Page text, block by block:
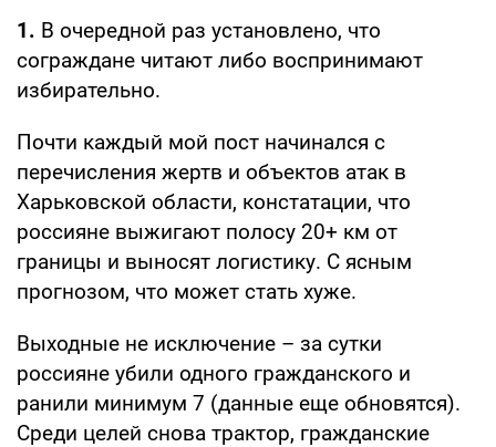
1. В очередной раз установлено, что
сограждане читают либо воспринимают
избирательно.
Почти каждый мой пост начинался с
перечисления жертв и объектов атак в
Харьковской области, констатации, что
россияне выжигают полосу 20+ км от
границы и выносят логистику. С ясным
прогнозом, что может стать хуже.
Выходные не исключение – за сутки
россияне убили одного гражданского и
ранили минимум 7 (данные еще обновятся).
Среди целей снова трактор, гражданские